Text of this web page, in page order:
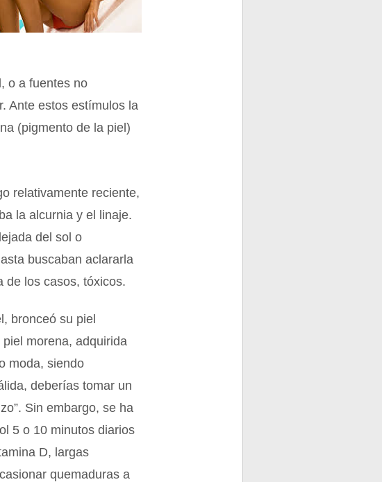
o a fuentes no
Ante estos estímulos la
(pigmento de la piel)
relativamente reciente,
la alcurnia y el linaje.
del sol o
buscaban aclararla
de los casos, tóxicos.
bronceó su piel
morena, adquirida
moda, siendo
deberías tomar un
Sin embargo, se ha
5 o 10 minutos diarios
D, largas
quemaduras a